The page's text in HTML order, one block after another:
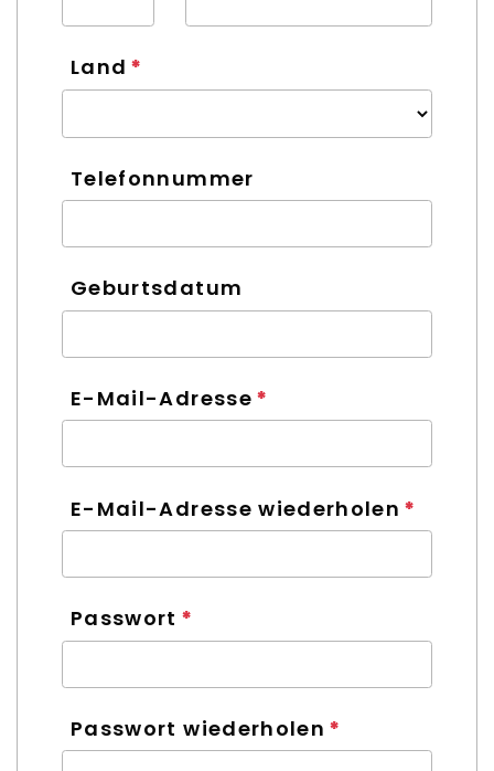
Land
Telefonnummer
Geburtsdatum
E-Mail-Adresse
E-Mail-Adresse wiederholen
Passwort
Passwort wiederholen